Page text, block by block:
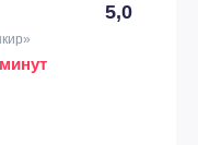
5,0